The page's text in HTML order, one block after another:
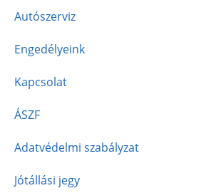
Autószerviz
Engedélyeink
Kapcsolat
ÁSZF
Adatvédelmi szabályzat
Jótállási jegy